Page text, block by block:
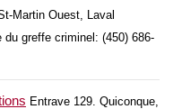
Martin Ouest, Laval
du greffe criminel: (450) 686-
Entrave 129. Quiconque,